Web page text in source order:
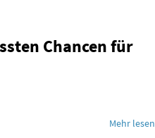
Chancen für
Mehr lesen